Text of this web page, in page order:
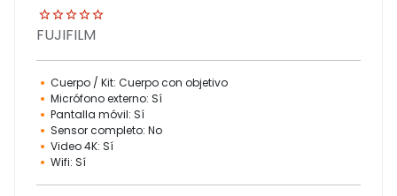
FUJIFILM
Cuerpo / Kit: Cuerpo con objetivo
Micrófono externo: Sí
Pantalla móvil: Sí
Sensor completo: No
Video 4K: Sí
Wifi: Sí